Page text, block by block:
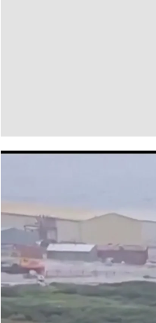
comienzan a
Distintos países tienen la
magnitud 8’7 ha sacudido la
distintos países bañados por
VÍDEO: El momento en
Península de Kamchatka,